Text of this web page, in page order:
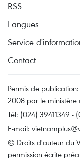
RSS
Langues
Service
Contact
Permis de publication:
2008 par le
Tél: (024) 39411349 -
E-mail:
© Droits d'auteur du
permission écrite